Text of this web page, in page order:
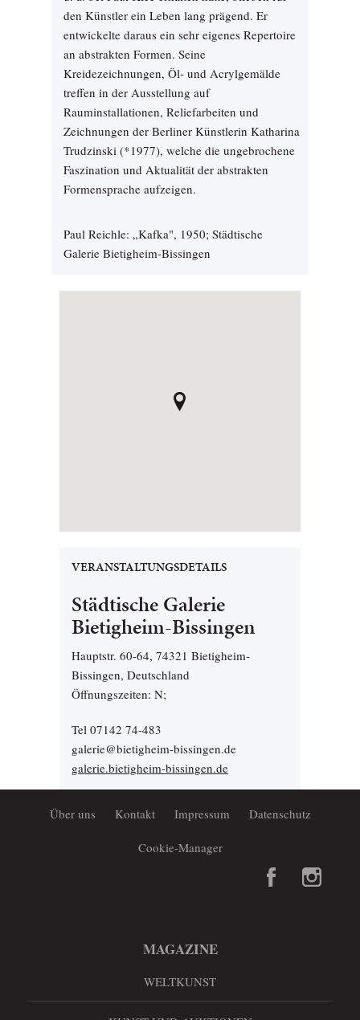
den Künstler ein Leben lang prägend. Er
entwickelte daraus ein sehr eigenes Repertoire
an abstrakten Formen. Seine
Kreidezeichnungen, Öl- und Acrylgemälde
treffen in der Ausstellung auf
Rauminstallationen, Reliefarbeiten und
Zeichnungen der Berliner Künstlerin Katharina
Trudzinski (*1977), welche die ungebrochene
Faszination und Aktualität der abstrakten
Formensprache aufzeigen.
Paul Reichle: „Kafka", 1950; Städtische
Galerie Bietigheim-Bissingen
VERANSTALTUNGSDETAILS
Städtische Galerie
Bietigheim-Bissingen
Hauptstr. 60-64, 74321 Bietigheim-
Bissingen, Deutschland
Öffnungszeiten: N;
Tel 07142 74-483
galerie@bietigheim-bissingen.de
galerie.bietigheim-bissingen.de
Über uns Kontakt Impressum Datenschutz
Cookie-Manager
MAGAZINE
WELTKUNST